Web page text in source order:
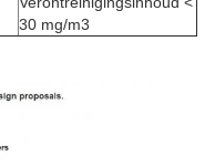
30 mg/m3